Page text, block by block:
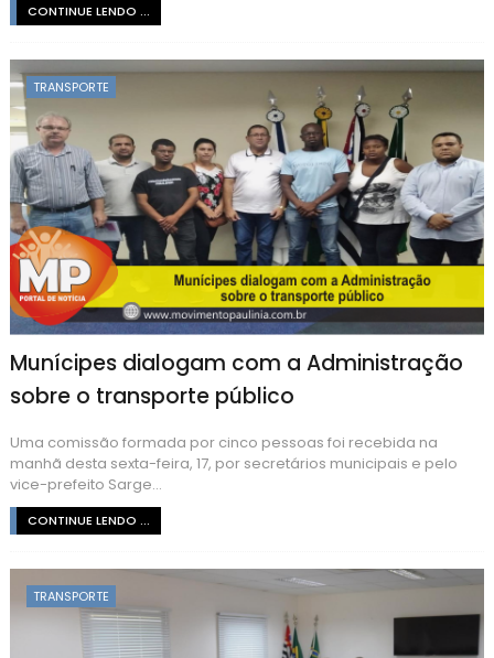
CONTINUE LENDO ...
TRANSPORTE
Munícipes dialogam com a Administração
sobre o transporte público
Uma comissão formada por cinco pessoas foi recebida na
manhã desta sexta-feira, 17, por secretários municipais e pelo
vice-prefeito Sarge...
CONTINUE LENDO ...
TRANSPORTE